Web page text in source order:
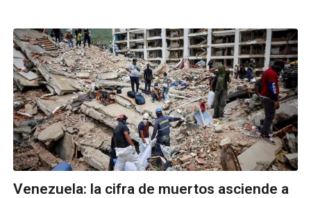
Venezuela: la cifra de muertos asciende a